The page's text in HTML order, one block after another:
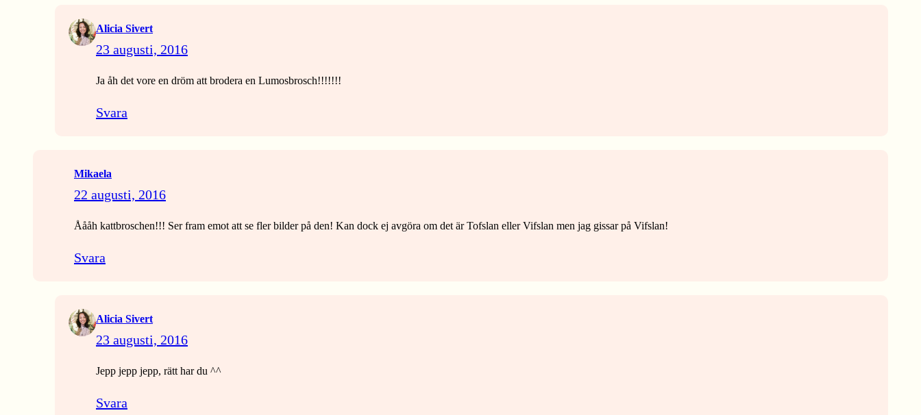
Alicia Sivert
23 augusti, 2016
Ja åh det vore en dröm att brodera en Lumosbrosch!!!!!!!
Svara
Mikaela
22 augusti, 2016
Åååh kattbroschen!!! Ser fram emot att se fler bilder på den! Kan dock ej avgöra om det är Tofslan eller Vifslan men jag gissar på Vifslan!
Svara
Alicia Sivert
23 augusti, 2016
Jepp jepp jepp, rätt har du ^^
Svara